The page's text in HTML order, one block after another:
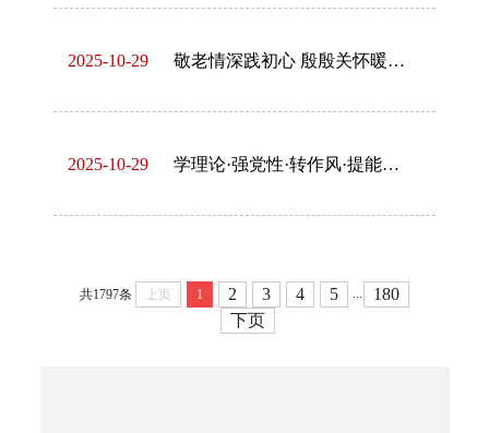
2025-10-29 敬老情深践初心 殷殷关怀暖夕阳
2025-10-29 学理论·强党性·转作风·提能力【3】校（院）开展履职能力专题培训第二讲聚焦提升调查研究能力
共1797条 上页 1 2 3 4 5
180
下页